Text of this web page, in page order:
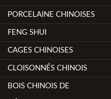
PORCELAINE CHINOISES
FENG SHUI
CAGES CHINOISES
CLOISONNÉS CHINOIS
BOIS CHINOIS DE